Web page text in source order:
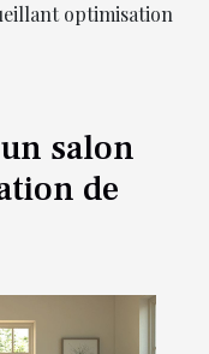
optimisation
salon
de